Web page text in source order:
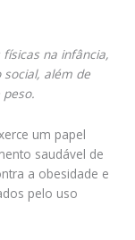
na infância,
além de
um papel
saudável de
a obesidade e
pelo uso